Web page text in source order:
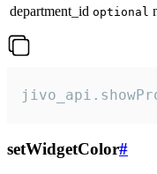
department_id optional
setWidgetColor#